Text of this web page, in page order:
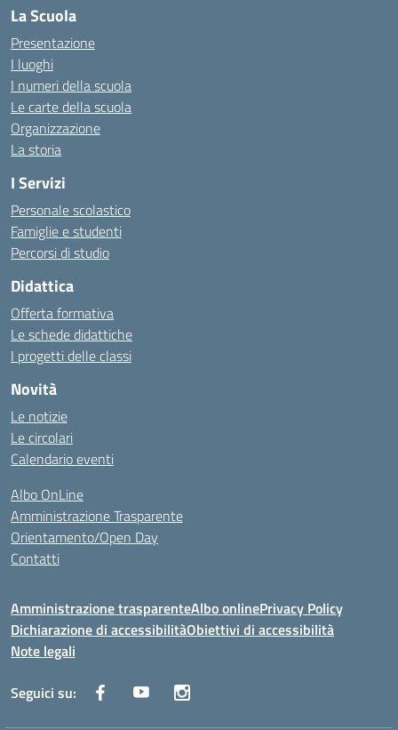
La Scuola
Presentazione
I luoghi
I numeri della scuola
Le carte della scuola
Organizzazione
La storia
I Servizi
Personale scolastico
Famiglie e studenti
Percorsi di studio
Didattica
Offerta formativa
Le schede didattiche
I progetti delle classi
Novità
Le notizie
Le circolari
Calendario eventi
Albo OnLine
Amministrazione Trasparente
Orientamento/Open Day
Contatti
Amministrazione trasparenteAlbo onlinePrivacy Policy
Dichiarazione di accessibilitàObiettivi di accessibilità
Note legali
Seguici su: